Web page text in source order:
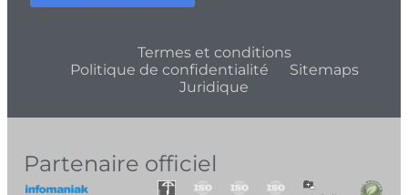
Termes et conditions
Politique de confidentialité
Sitemaps
Juridique
Partenaire officiel